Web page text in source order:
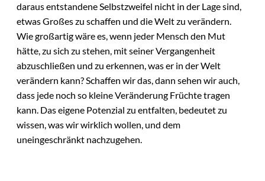
daraus entstandene Selbstzweifel nicht in der Lage sind,
etwas Großes zu schaffen und die Welt zu verändern.
Wie großartig wäre es, wenn jeder Mensch den Mut
hätte, zu sich zu stehen, mit seiner Vergangenheit
abzuschließen und zu erkennen, was er in der Welt
verändern kann? Schaffen wir das, dann sehen wir auch,
dass jede noch so kleine Veränderung Früchte tragen
kann. Das eigene Potenzial zu entfalten, bedeutet zu
wissen, was wir wirklich wollen, und dem
uneingeschränkt nachzugehen.